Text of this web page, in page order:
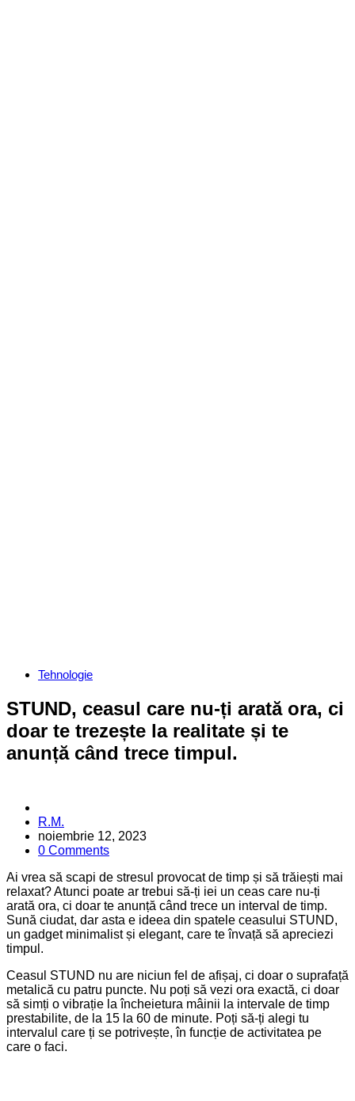
Categories
Tehnologie
STUND, ceasul care nu-ți arată ora, ci
doar te trezește la realitate și te
anunță când trece timpul.
Posted
by
R.M.
noiembrie 12, 2023
0 Comments
Ai vrea să scapi de stresul provocat de timp și să trăiești mai
relaxat? Atunci poate ar trebui să-ți iei un ceas care nu-ți
arată ora, ci doar te anunță când trece un interval de timp.
Sună ciudat, dar asta e ideea din spatele ceasului STUND,
un gadget minimalist și elegant, care te învață să apreciezi
timpul.
Ceasul STUND nu are niciun fel de afișaj, ci doar o suprafață
metalică cu patru puncte. Nu poți să vezi ora exactă, ci doar
să simți o vibrație la încheietura mâinii la intervale de timp
prestabilite, de la 15 la 60 de minute. Poți să-ți alegi tu
intervalul care ți se potrivește, în funcție de activitatea pe
care o faci.